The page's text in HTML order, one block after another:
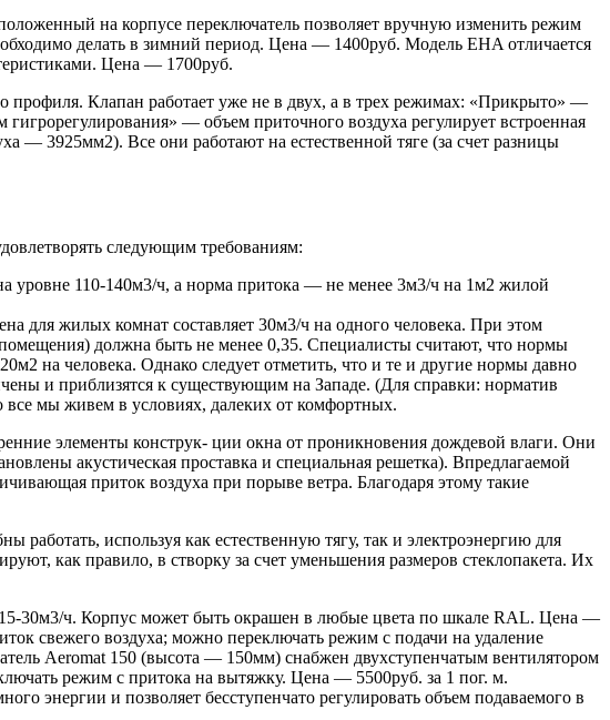
на корпусе переключатель позволяет вручную изменить режим
делать в зимний период. Цена — 1400руб. Модель EHA отличается
Цена — 1700руб.
Клапан работает уже не в двух, а в трех режимах: «Прикрыто» —
— объем приточного воздуха регулирует встроенная
— 3925мм2). Все они работают на естественной тяге (за счет разницы
следующим требованиям:
уровне 110-140м3/ч, а норма притока — не менее 3м3/ч на 1м2 жилой
для жилых комнат составляет 30м3/ч на одного человека. При этом
должна быть не менее 0,35. Специалисты считают, что нормы
человека. Однако следует отметить, что и те и другие нормы давно
и приблизятся к существующим на Западе. (Для справки: норматив
все мы живем в условиях, далеких от комфортных.
элементы конструк- ции окна от проникновения дождевой влаги. Они
акустическая проставка и специальная решетка). Впредлагаемой
приток воздуха при порыве ветра. Благодаря этому такие
используя как естественную тягу, так и электроэнергию для
как правило, в створку за счет уменьшения размеров стеклопакета. Их
30м3/ч. Корпус может быть окрашен в любые цвета по шкале RAL. Цена —
свежего воздуха; можно переключать режим с подачи на удаление
Aeromat 150 (высота — 150мм) снабжен двухступенчатым вентилятором
режим с притока на вытяжку. Цена — 5500руб. за 1 пог. м.
энергии и позволяет бесступенчато регулировать объем подаваемого в